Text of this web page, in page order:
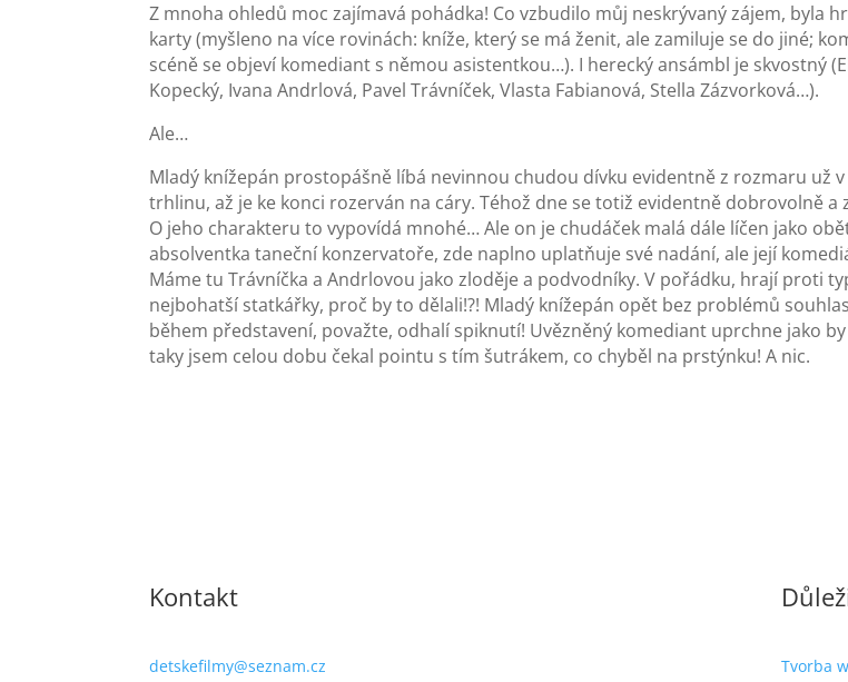
Z mnoha ohledů moc zajímavá pohádka! Co vzbudilo můj neskrývaný zájem, byla
karty (myšleno na více rovinách: kníže, který se má ženit, ale zamiluje se do jiné;
scéně se objeví komediant s němou asistentkou…). I herecký ansámbl je skvostný
Kopecký, Ivana Andrlová, Pavel Trávníček, Vlasta Fabianová, Stella Zázvorková…).
Ale…
Mladý knížepán prostopášně líbá nevinnou chudou dívku evidentně z rozmaru už
trhlinu, až je ke konci rozerván na cáry. Téhož dne se totiž evidentně dobrovolně
O jeho charakteru to vypovídá mnohé… Ale on je chudáček malá dále líčen jako
absolventka taneční konzervatoře, zde naplno uplatňuje své nadání, ale její
Máme tu Trávníčka a Andrlovou jako zloděje a podvodníky. V pořádku, hrají proti
nejbohatší statkářky, proč by to dělali!?! Mladý knížepán opět bez problémů
během představení, považte, odhalí spiknutí! Uvězněný komediant uprchne jako
taky jsem celou dobu čekal pointu s tím šutrákem, co chyběl na prstýnku! A nic.
Kontakt
detskefilmy@seznam.cz Tvorba